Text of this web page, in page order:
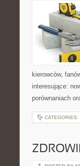
kierowców,
interesujące:
porównaniach
CATEGORIES: